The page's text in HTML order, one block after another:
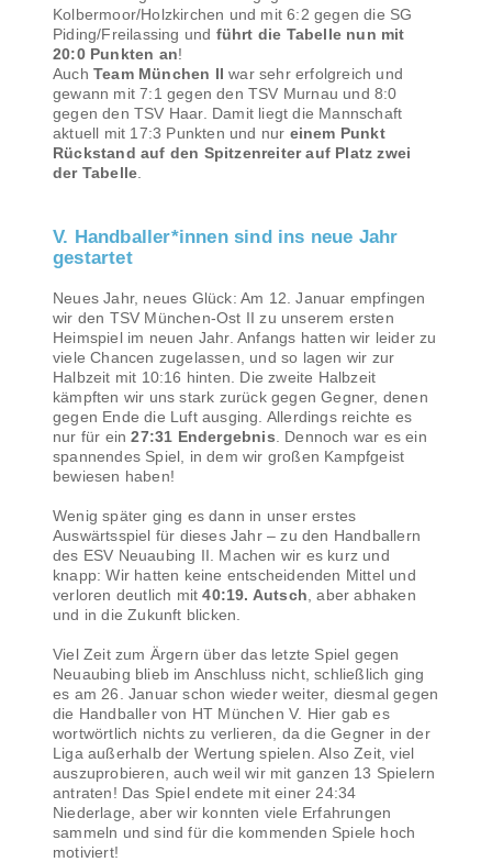
Kolbermoor/Holzkirchen und mit 6:2 gegen die SG
Piding/Freilassing und führt die Tabelle nun mit
20:0 Punkten an!
Auch Team München II war sehr erfolgreich und
gewann mit 7:1 gegen den TSV Murnau und 8:0
gegen den TSV Haar. Damit liegt die Mannschaft
aktuell mit 17:3 Punkten und nur einem Punkt
Rückstand auf den Spitzenreiter auf Platz zwei
der Tabelle
V. Handballer*innen sind ins neue Jahr
gestartet
Neues Jahr, neues Glück: Am 12. Januar empfingen
wir den TSV München-Ost II zu unserem ersten
Heimspiel im neuen Jahr. Anfangs hatten wir leider zu
viele Chancen zugelassen, und so lagen wir zur
Halbzeit mit 10:16 hinten. Die zweite Halbzeit
kämpften wir uns stark zurück gegen Gegner, denen
gegen Ende die Luft ausging. Allerdings reichte es
nur für ein27:31 Endergebnis . Dennoch war es ein
spannendes Spiel, in dem wir großen Kampfgeist
bewiesen haben!
Wenig später ging es dann in unser erstes
Auswärtsspiel für dieses Jahr – zu den Handballern
des ESV Neuaubing II. Machen wir es kurz und
knapp: Wir hatten keine entscheidenden Mittel und
verloren deutlich mit40:19. Autsch , aber abhaken
und in die Zukunft blicken.
Viel Zeit zum Ärgern über das letzte Spiel gegen
Neuaubing blieb im Anschluss nicht, schließlich ging
es am 26. Januar schon wieder weiter, diesmal gegen
die Handballer von HT München V. Hier gab es
wortwörtlich nichts zu verlieren, da die Gegner in der
Liga außerhalb der Wertung spielen. Also Zeit, viel
auszuprobieren, auch weil wir mit ganzen 13 Spielern
antraten! Das Spiel endete mit einer 24:34
Niederlage, aber wir konnten viele Erfahrungen
sammeln und sind für die kommenden Spiele hoch
motiviert!